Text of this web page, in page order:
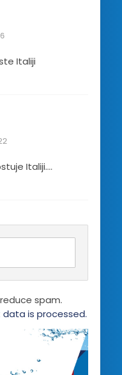
Italiji
Italiji….
spam.
is processed.